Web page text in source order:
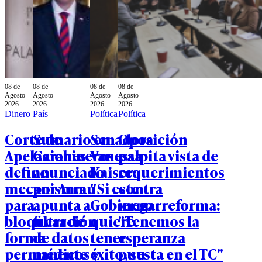
08 de
Agosto
2026
Dinero
Corte de
Apelaciones
define
mecanismo
para
bloquear de
forma
permanente
08 de
Agosto
2026
País
Sumario en
Carabineros
anunciado
por Arrau
apunta a
filtración
de datos
médicos y
08 de
Agosto
2026
Política
Senadora
Vanessa
Kaiser:
"Si este
Gobierno
quiere
tener
éxito, su
08 de
Agosto
2026
Política
Oposición
palpita vista de
requerimientos
contra
megarreforma:
"Tenemos la
esperanza
puesta en el TC"